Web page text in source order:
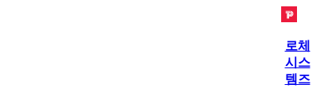
로체
시스
템즈